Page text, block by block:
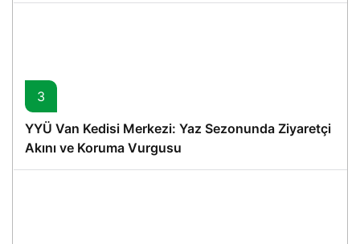
3
YYÜ Van Kedisi Merkezi: Yaz Sezonunda Ziyaretçi
Akını ve Koruma Vurgusu